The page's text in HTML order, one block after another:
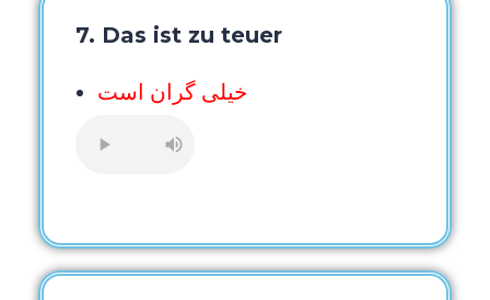
7. Das ist zu teuer
خیلی گران است